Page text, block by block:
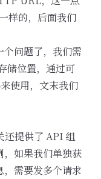
样的，后面我们
问题了，我们需
储位置，通过可
使用，文末我们
还提供了 API 组
，如果我们单独获
需要发多个请求